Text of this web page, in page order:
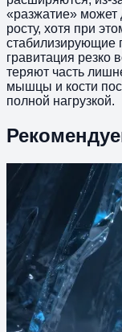
«разжатие» может
росту, хотя при
стабилизирующие
гравитация резко
теряют часть
мышцы и кости
полной нагрузкой.